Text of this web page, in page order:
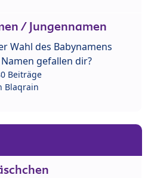
/ Jungennamen
Wahl des Babynamens
gefallen dir?
Beiträge
Blaqrain